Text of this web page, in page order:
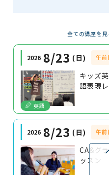
全ての講座を見
2026 8/23 日 午前
英語
キッズ
語表現
2026 8/23 日 午前
CA&グ
ッスン